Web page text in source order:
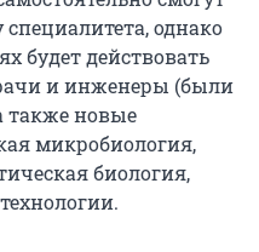
специалитета, однако
будет действовать
и инженеры (были
также новые
микробиология,
биология,